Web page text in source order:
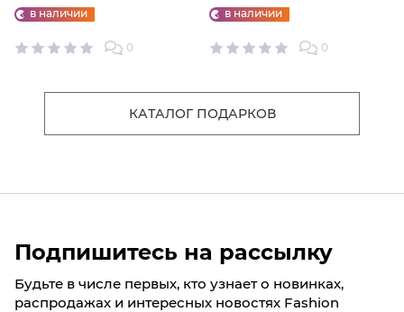
"ФАБРИКИ СЧАСТЬЕ"
в наличии
0
ИГРУШКА
в наличии
0
КАТАЛОГ ПОДАРКОВ
Подпишитесь на рассылку
Будьте в числе первых, кто узнает о новинках,
распродажах и интересных новостях Fashion